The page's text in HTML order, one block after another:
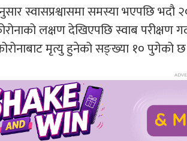
स्वासप्रश्वासमा समस्या भएपछि भदौ
लक्षण देखिएपछि स्वाब
मृत्यु हुनेको सङ्ख्या १० पुगेको